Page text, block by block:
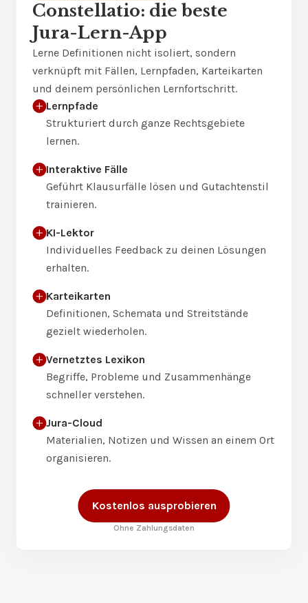
Constellatio: die beste
Jura-Lern-App
Lerne Definitionen nicht isoliert, sondern
verknüpft mit Fällen, Lernpfaden, Karteikarten
und deinem persönlichen Lernfortschritt.
Lernpfade
Strukturiert durch ganze Rechtsgebiete
lernen.
Interaktive Fälle
Geführt Klausurfälle lösen und Gutachtenstil
trainieren.
KI-Lektor
Individuelles Feedback zu deinen Lösungen
erhalten.
Karteikarten
Definitionen, Schemata und Streitstände
gezielt wiederholen.
Vernetztes Lexikon
Begriffe, Probleme und Zusammenhänge
schneller verstehen.
Jura-Cloud
Materialien, Notizen und Wissen an einem Ort
organisieren.
Kostenlos ausprobieren
Ohne Zahlungsdaten